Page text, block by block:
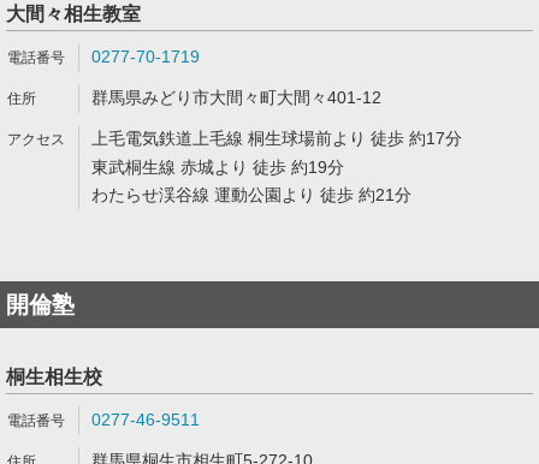
大間々相生教室
0277-70-1719
群馬県みどり市大間々町大間々401-12
上毛電気鉄道上毛線 桐生球場前より 徒歩 約17分
東武桐生線 赤城より 徒歩 約19分
わたらせ渓谷線 運動公園より 徒歩 約21分
開倫塾
桐生相生校
0277-46-9511